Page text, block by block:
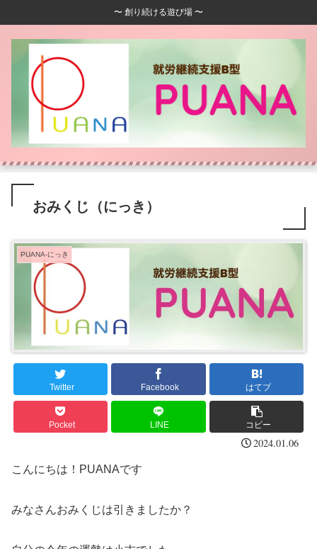
〜 創り続ける遊び場 〜
おみくじ（にっき）
PUANA-にっき
Twitter Facebook はてブ
Pocket LINE コピー
2024.01.06
こんにちは！PUANAです
みなさんおみくじは引きましたか？